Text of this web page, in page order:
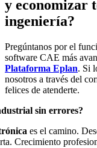
y economizar
ingeniería?
Pregúntanos por el
software CAE más
Plataforma Eplan. Si
nosotros a través del
felices de atenderte.
sin errores?
es el camino.
Crecimiento